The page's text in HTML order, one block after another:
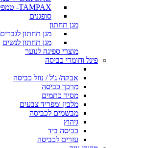
TAMPAX- טמפקס
סופגנים
מגן תחתון
מגן תחתון לגברים
מגן תחתון לנשים
מוצרי ספיגה לנוער
פינל וחומרי כביסה
אבקה/ ג'ל / נוזל כביסה
מרכך כביסה
מסיר כתמים
מלבין ומפריד צבעים
מבשמים לכביסה
גיהוץ
כביסה ביד
עזרים לכביסה